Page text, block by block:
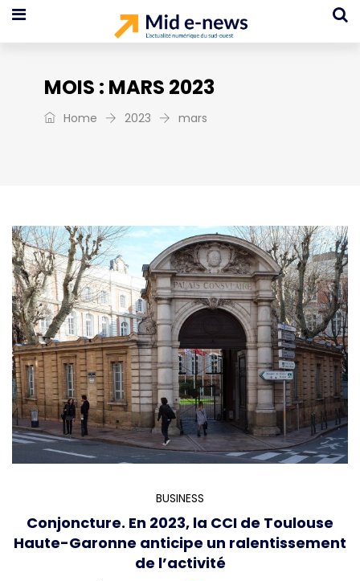
MOIS : MARS 2023
Home 2023 mars
BUSINESS
Conjoncture. En 2023, la CCI de Toulouse
Haute-Garonne anticipe un ralentissement
de l’activité